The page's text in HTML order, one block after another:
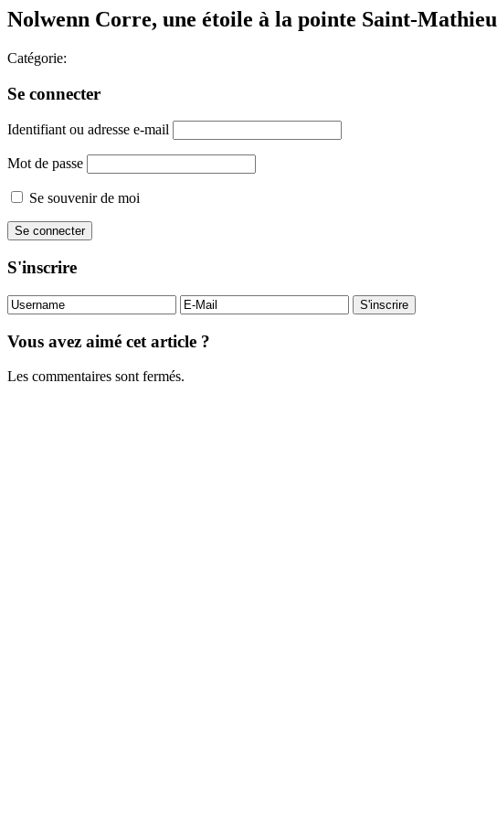
Nolwenn Corre, une étoile à la pointe Saint-Mathieu
Catégorie:
Se connecter
Identifiant ou adresse e-mail
Mot de passe
Se souvenir de moi
S'inscrire
Vous avez aimé cet article ?
Les commentaires sont fermés.